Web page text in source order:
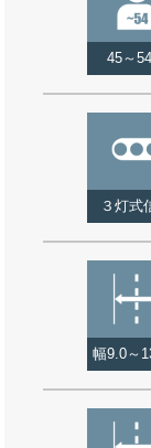
45～
３灯式
幅9.0～